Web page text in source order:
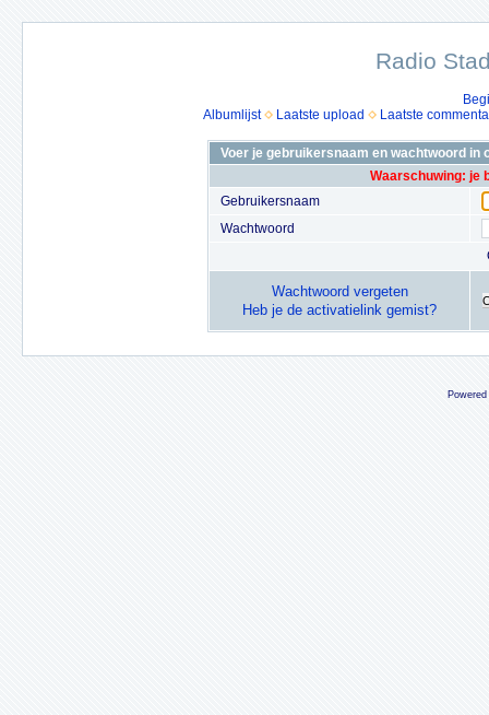
Radio
Albumlijst
Laatste upload Laatste
Voer je gebruikersnaam en wachtwoord in
Waarschuwing: je
Gebruikersnaam
Wachtwoord
Wachtwoord vergeten
Heb je de activatielink gemist?